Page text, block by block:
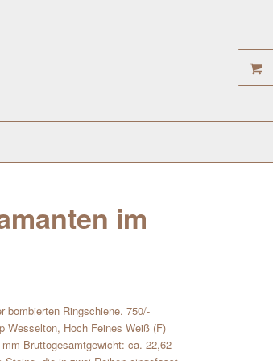
im
bombierten Ringschiene. 750/-
Wesselton, Hoch Feines Weiß (F)
Bruttogesamtgewicht: ca. 22,62